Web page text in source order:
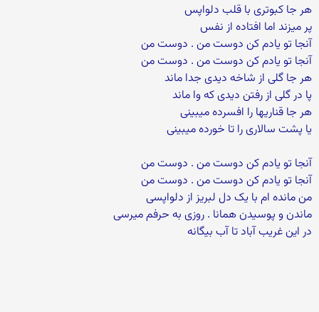
هر جا کبوتری با قلب دلواپس
پر میزند اما افتاده از نفس
آنجا تو یادم کن دوست من . دوست من
آنجا تو یادم کن دوست من . دوست من
هر جا گلی از شاخه دیدی جدا ماند
پا در گلی از رفتن دیدی که وا ماند
هر جا قناریها را افسرده میبینی
یا پشت سالاری را تا خورده میبینی
آنجا تو یادم کن دوست من . دوست من
آنجا تو یادم کن دوست من . دوست من
من مانده ام با یک دل لبریز از دلواپسی
ماندن و پوسیدن همانا . روزی به حرفم میرسی
در این غریب آباد تا آب بیگانه